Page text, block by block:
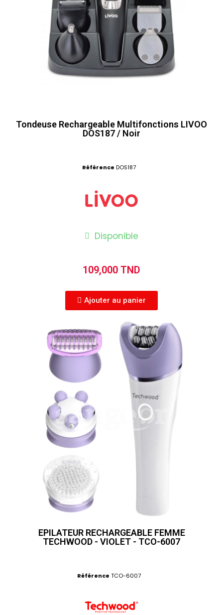
Tondeuse Rechargeable Multifonctions LIVOO
DOS187 / Noir
Référence DOS187
Disponible
109,000 TND
Ajouter au panier
EPILATEUR RECHARGEABLE FEMME
TECHWOOD - VIOLET - TCO-6007
Référence TCO-6007